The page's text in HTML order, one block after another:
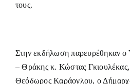
τους.
Στην εκδήλωση παρευρέθηκαν ο
– Θράκης κ. Κώστας
Θεόδωρος Καράογλου, ο